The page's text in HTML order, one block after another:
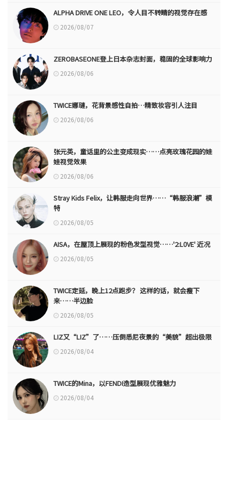
ALPHA DRIVE ONE LEO，令人目不转睛的视觉存在感
2026/08/07
ZEROBASEONE登上日本杂志封面，稳固的全球影响力
2026/08/06
TWICE娜璉，花背景感性自拍…精致妆容引人注目
2026/08/06
张元英，童话里的公主变成现实……点亮玫瑰花园的娃
娃视觉效果
2026/08/06
Stray Kids Felix，让韩服走向世界……“韩服浪潮”模
特
2026/08/05
AISA，在屋顶上展现的粉色发型视觉……'2:L0VE' 近况
2026/08/05
TWICE定延，晚上12点跑步？ 这样的话，就会瘦下
来……半边脸
2026/08/05
LIZ又“LIZ”了……压倒悉尼夜景的“美貌”超出极限
2026/08/04
TWICE的Mina，以FENDI造型展现优雅魅力
2026/08/04